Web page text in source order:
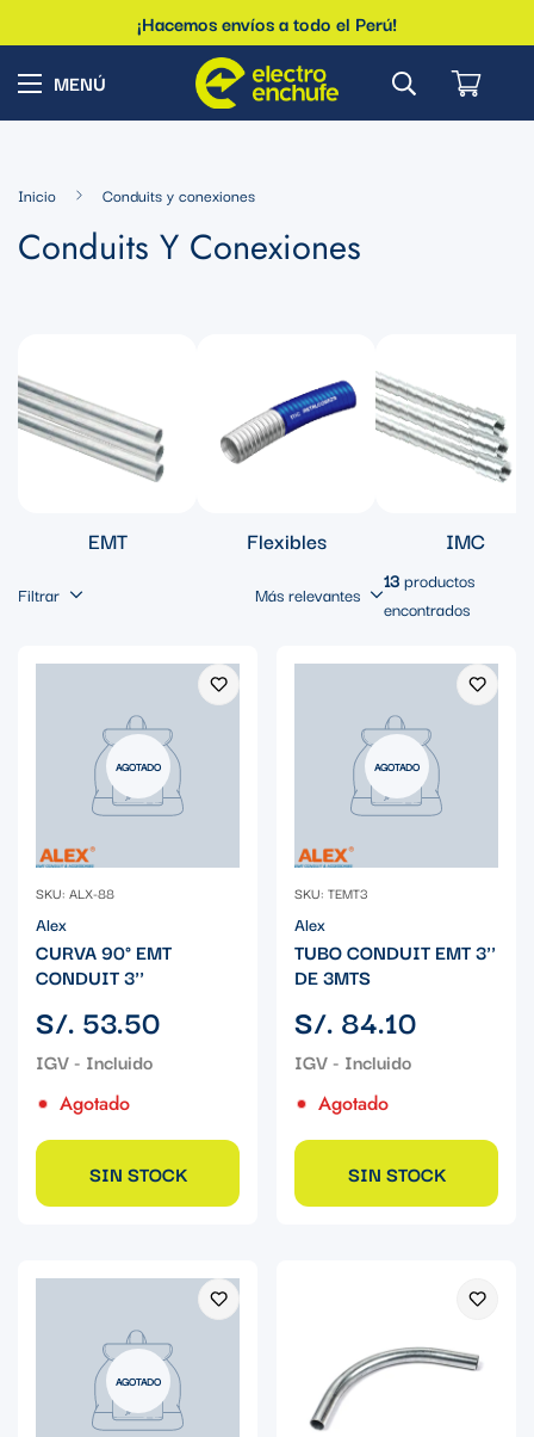
¡Hacemos envíos a todo el Perú!
Inicio Conduits y conexiones
Conduits Y Conexiones
EMT Flexibles IMC
Filtrar Más relevantes
13productos
encontrados
AGOTADO
SKU: ALX-88
Alex
CURVA 90° EMT
CONDUIT 3''
Precio
regular
S/. 53.50
Agotado
SIN STOCK
AGOTADO
SKU: TEMT3
Alex
TUBO CONDUIT EMT 3''
DE 3MTS
Precio
regular
S/. 84.10
Agotado
SIN STOCK
AGOTADO